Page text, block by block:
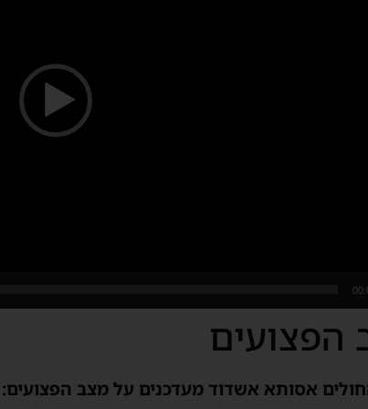
הפצועים
אסותא אשדוד מעדכנים על מצב הפצועים: